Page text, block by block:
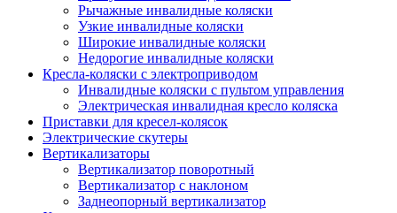
Рычажные инвалидные коляски
Узкие инвалидные коляски
Широкие инвалидные коляски
Недорогие инвалидные коляски
Кресла-коляски с электроприводом
Инвалидные коляски с пультом управления
Электрическая инвалидная кресло коляска
Приставки для кресел-колясок
Электрические скутеры
Вертикализаторы
Вертикализатор поворотный
Вертикализатор с наклоном
Заднеопорный вертикализатор